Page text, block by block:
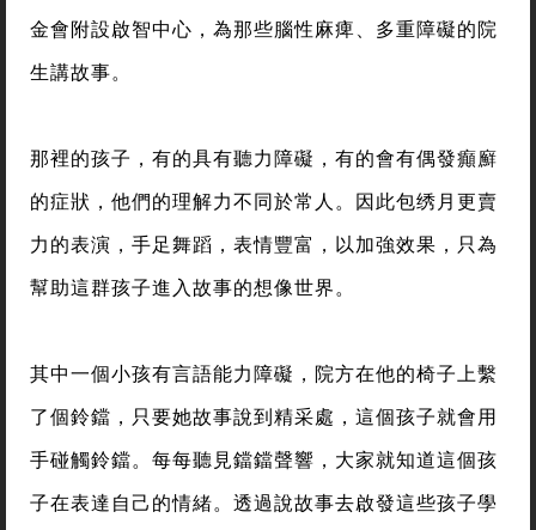
金會附設啟智中心，為那些腦性麻痺、多重障礙的院
生講故事。
那裡的孩子，有的具有聽力障礙，有的會有偶發癲廯
的症狀，他們的理解力不同於常人。因此包绣月更賣
力的表演，手足舞蹈，表情豐富，以加強效果，只為
幫助這群孩子進入故事的想像世界。
其中一個小孩有言語能力障礙，院方在他的椅子上繫
了個鈴鐺，只要她故事說到精采處，這個孩子就會用
手碰觸鈴鐺。每每聽見鐺鐺聲響，大家就知道這個孩
子在表達自己的情緒。透過說故事去啟發這些孩子學